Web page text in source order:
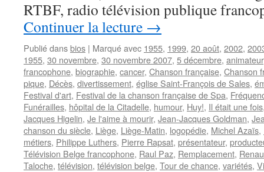
RTBF, radio télévision publique
Continuer la lecture →
Publié dansbios | Marqué avec 1955, 1999, 20 août, 2002,
1955, 30 novembre, 30 novembre 2007, 5 décembre, animateur
francophone, biographie, cancer, Chanson française, Chanson
pique, Décès, divertissement, église Saint-François de Sales,
Festival d'art, Festival de la chanson française de Spa,
Funérailles, hôpital de la Citadelle, humour, Huy!, Il était une fois
Jacques Higelin, Je l'aime à mourir, Jean-Jacques Goldman,
chanson du siècle, Liège, Liège-Matin, logopédie, Michel Azaïs,
métiers, Philippe Luthers, Pierre Rapsat, présentateur,
Télévision Belge francophone, Raul Paz, Remplacement,
Taloche, télévision, télévision belge, Tour de chance, variétés,